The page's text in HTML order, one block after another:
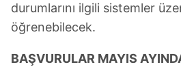
durumlarını ilgili sistemler
öğrenebilecek.
BAŞVURULAR MAYIS